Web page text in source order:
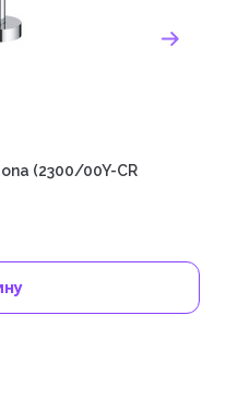
(2300/00Y-CR